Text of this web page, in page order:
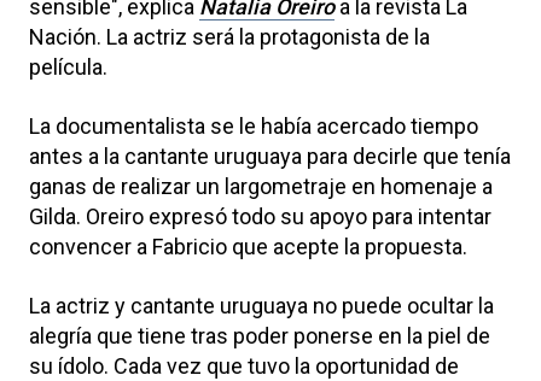
sensible", explica Natalia Oreiroa la revista La
Nación. La actriz será la protagonista de la
película.
La documentalista se le había acercado tiempo
antes a la cantante uruguaya para decirle que tenía
ganas de realizar un largometraje en homenaje a
Gilda. Oreiro expresó todo su apoyo para intentar
convencer a Fabricio que acepte la propuesta.
La actriz y cantante uruguaya no puede ocultar la
alegría que tiene tras poder ponerse en la piel de
su ídolo. Cada vez que tuvo la oportunidad de